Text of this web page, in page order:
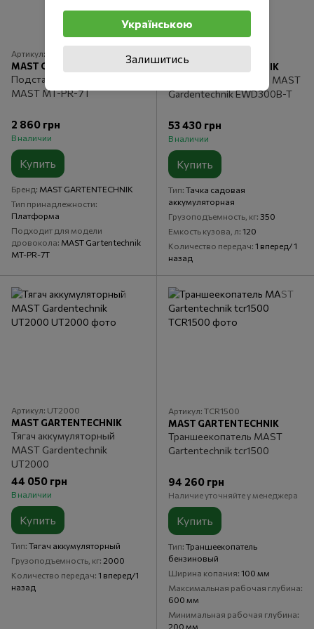
Артикул: PD_MT-PR-7T
MAST GARTENTECHNIK
Подставка для дровокола
MAST MT-PR-7T
2 860 грн
В наличии
Купить
Бренд MAST GARTENTECHNIK
Тип принадлежности
Платформа
Подходит для модели
дровокола MAST Gartentechnik
MT-PR-7T
MAST GARTENTECHNIK
Тачка аккумуляторная MAST
Gardentechnik EWD300B-T
53 430 грн
В наличии
Купить
Тип Тачка садовая
аккумуляторная
Грузоподъемность, кг 350
Емкость кузова, л 120
Количество передач 1 вперед/ 1
назад
Артикул: UT2000
MAST GARTENTECHNIK
Тягач аккумуляторный
MAST Gardentechnik
UT2000
44 050 грн
В наличии
Купить
Тип Тягач аккумуляторный
Грузоподъемность, кг 2000
Количество передач 1 вперед/1
назад
Артикул: TCR1500
MAST GARTENTECHNIK
Траншеекопатель MAST
Gartentechnik tcr1500
94 260 грн
Наличие уточняйте у менеджера
Купить
Тип Траншеекопатель
бензиновый
Ширина копания 100 мм
Максимальная рабочая глубина
600 мм
Минимальная рабочая глубина
200 мм
Українською
Залишитись